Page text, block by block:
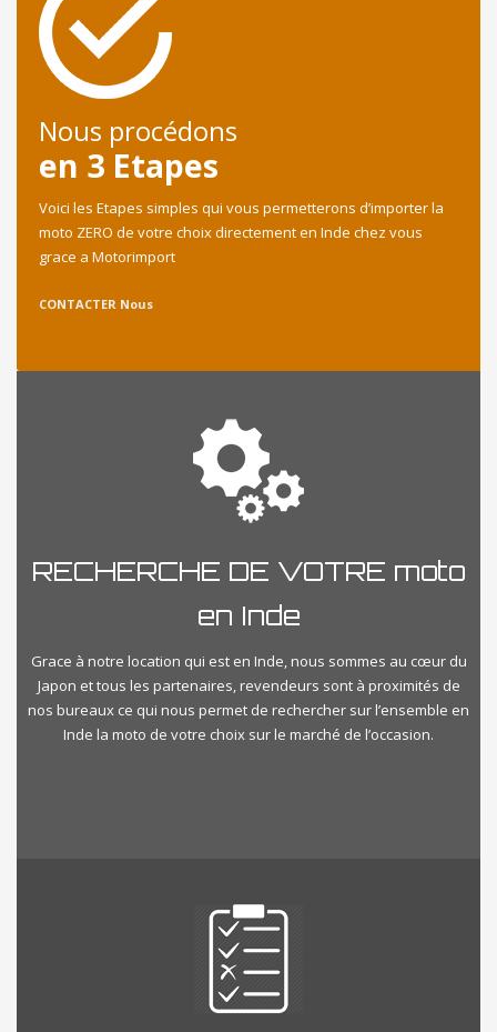
Nous procédons
en 3 Etapes
Voici les Etapes simples qui vous permetterons d’importer la
moto ZERO de votre choix directement en Inde chez vous
grace a Motorimport
CONTACTER Nous
RECHERCHE DE VOTRE moto
en Inde
Grace à notre location qui est en Inde, nous sommes au cœur du
Japon et tous les partenaires, revendeurs sont à proximités de
nos bureaux ce qui nous permet de rechercher sur l’ensemble en
Inde la moto de votre choix sur le marché de l’occasion.